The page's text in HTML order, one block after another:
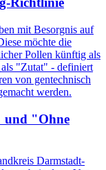
mit Besorgnis auf
möchte die
Pollen künftig als
"Zutat" - definiert
von gentechnisch
werden.
und "Ohne
Darmstadt-